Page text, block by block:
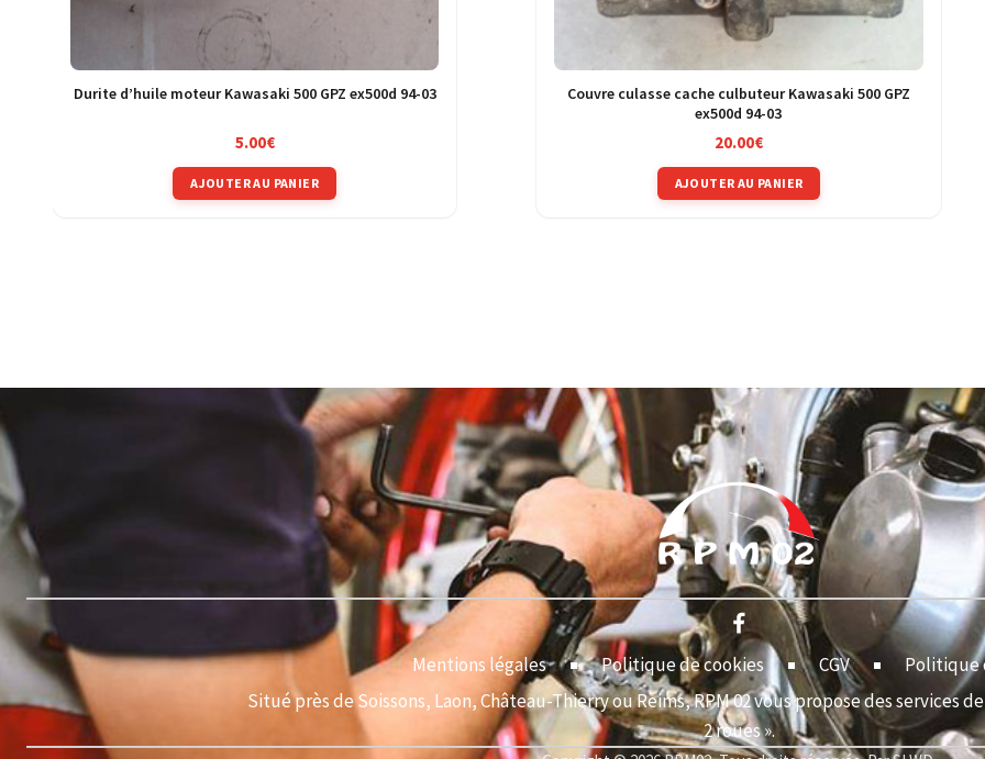
Durite d’huile moteur Kawasaki 500 GPZ ex500d 94-03
5.00€
AJOUTER AU PANIER
Couvre culasse cache culbuteur Kawasaki 500 GPZ
ex500d 94-03
20.00€
AJOUTER AU PANIER
Mentions légales Politique de cookies CGV
Politique
Situé près de Soissons, Laon, Château-Thierry ou Reims, RPM 02 vous propose des services
2 roues ».